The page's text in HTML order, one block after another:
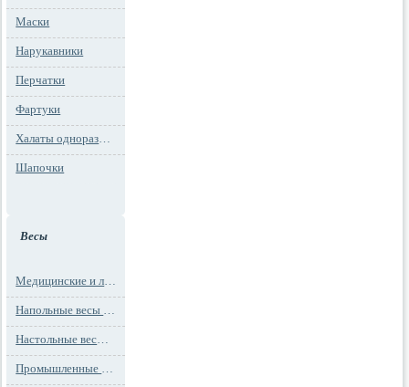
Маски
Нарукавники
Перчатки
Фартуки
Халаты одноразовые
Шапочки
Весы
Медицинские и лабораторные весы
Напольные весы MAX до 1000 кг (до 1 т)
Настольные весы для фасовки MAX до 30 кг
Промышленные весы (до 100 тонн)